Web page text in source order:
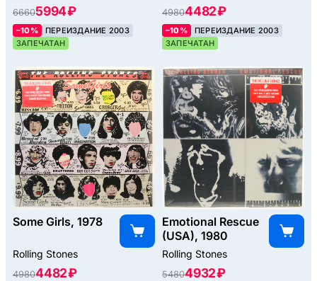
66605994 ₽
–10%
ПЕРЕИЗДАНИЕ 2003
ЗАПЕЧАТАН
49804482 ₽
–10%
ПЕРЕИЗДАНИЕ 2003
ЗАПЕЧАТАН
Some Girls, 1978
Rolling Stones
49804482 ₽
Emotional Rescue
(USA), 1980
Rolling Stones
54804932 ₽